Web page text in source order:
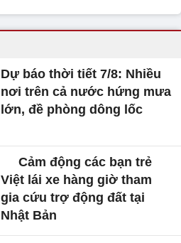
Dự báo thời tiết 7/8: Nhiều
nơi trên cả nước hứng mưa
lớn, đề phòng dông lốc
Cảm động các bạn trẻ
Việt lái xe hàng giờ tham
gia cứu trợ động đất tại
Nhật Bản